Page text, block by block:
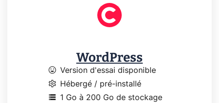
WordPress
mood Version d'essai disponible
settings Hébergé / pré-installé
storage 1 Go à 200 Go de stockage